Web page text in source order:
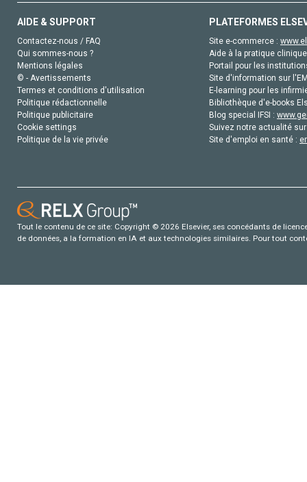
AIDE & SUPPORT
Contactez-nous / FAQ
Qui sommes-nous ?
Mentions légales
© - Avertissements
Termes et conditions d'utilisation
Politique rédactionnelle
Politique publicitaire
Cookie settings
Politique de la vie privée
PLATEFORMES
Site e-commerce :
Aide à la pratique
Portail pour les
Site d'information sur
E-learning pour les
Bibliothèque d'e-books
Blog special IFSI :
Suivez notre actualité
Site d'emploi en santé :
Tout le contenu de ce site: Copyright © 2026 Elsevier, ses concédants de
de données, a la formation en IA et aux technologies similaires. Pour tout